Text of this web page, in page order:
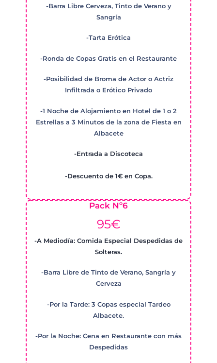
-Barra Libre Cerveza, Tinto de Verano y
Sangría
-Tarta Erótica
-Ronda de Copas Gratis en el Restaurante
-Posibilidad de Broma de Actor o Actriz
Infiltrada o Erótico Privado
-1 Noche de Alojamiento en Hotel de 1 o 2
Estrellas a 3 Minutos de la zona de Fiesta en
Albacete
-Entrada a Discoteca
-Descuento de 1€ en Copa.
Pack Nº6
95€
-A Mediodía: Comida Especial Despedidas de
Solteras.
-Barra Libre de Tinto de Verano, Sangría y
Cerveza
-Por la Tarde: 3 Copas especial Tardeo
Albacete.
-Por la Noche: Cena en Restaurante con más
Despedidas